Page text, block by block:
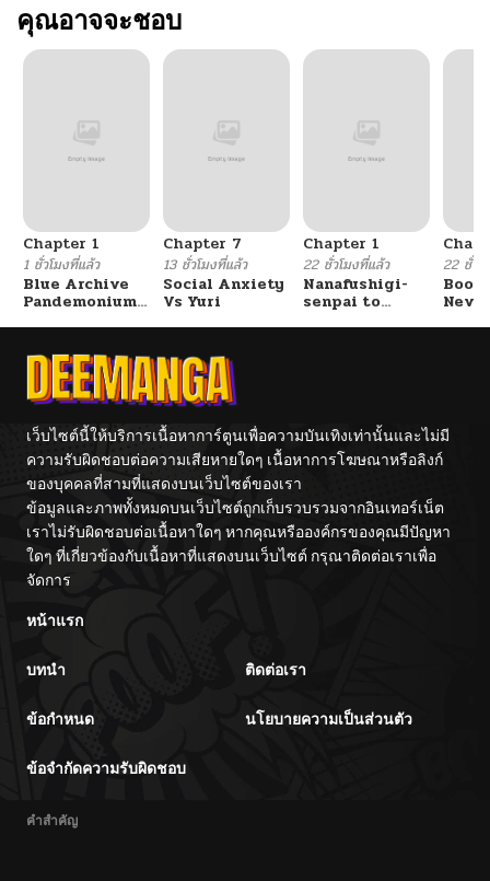
คุณอาจจะชอบ
Chapter 1
1 ชั่วโมงที่แล้ว
Blue Archive
Pandemonium
Chapter 7
13 ชั่วโมงที่แล้ว
Social Anxiety
Vs Yuri
Chapter 1
22 ชั่วโมงที่แล้ว
Nanafushigi-
senpai to
22 ชั่วโ
เว็บไซต์นี้ให้บริการเนื้อหาการ์ตูนเพื่อความบันเทิงเท่านั้นและไม่มี
ความรับผิดชอบต่อความเสียหายใดๆ เนื้อหาการโฆษณาหรือลิงก์
ของบุคคลที่สามที่แสดงบนเว็บไซต์ของเรา
ข้อมูลและภาพทั้งหมดบนเว็บไซต์ถูกเก็บรวบรวมจากอินเทอร์เน็ต
เราไม่รับผิดชอบต่อเนื้อหาใดๆ หากคุณหรือองค์กรของคุณมีปัญหา
ใดๆ ที่เกี่ยวข้องกับเนื้อหาที่แสดงบนเว็บไซต์ กรุณาติดต่อเราเพื่อ
จัดการ
หน้าแรก
บทนำ ติดต่อเรา
ข้อกำหนด นโยบายความเป็นส่วนตัว
ข้อจำกัดความรับผิดชอบ
คำสำคัญ